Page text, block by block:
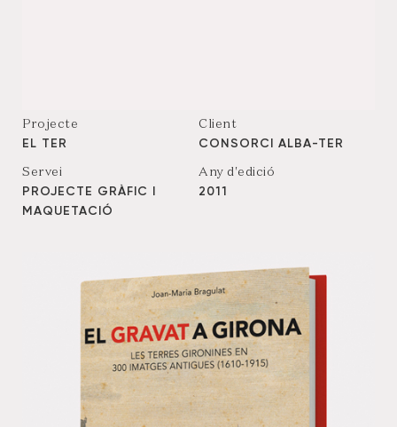
Projecte
EL TER
Client
CONSORCI ALBA-TER
Servei
PROJECTE GRÀFIC I
MAQUETACIÓ
Any d'edició
2011